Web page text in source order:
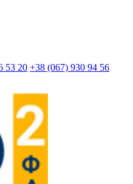
53 20 +38 (067) 930 94 56